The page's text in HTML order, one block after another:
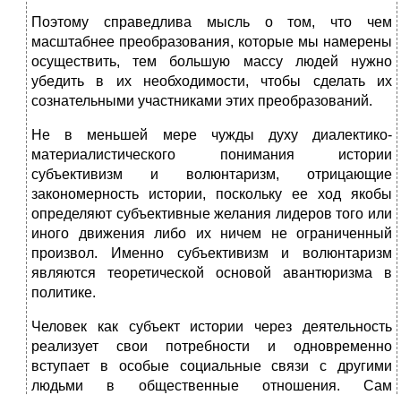
Поэтому справедлива мысль о том, что чем
масштабнее преобразования, которые мы намерены
осуществить, тем большую массу людей нужно
убедить в их необходимости, чтобы сделать их
сознательными участниками этих преобразований.
Не в меньшей мере чужды духу диалектико-
материалистического понимания истории
субъективизм и волюнтаризм, отрицающие
закономерность истории, поскольку ее ход якобы
определяют субъективные желания лидеров того или
иного движения либо их ничем не ограниченный
произвол. Именно субъективизм и волюнтаризм
являются теоретической основой авантюризма в
политике.
Человек как субъект истории через деятельность
реализует свои потребности и одновременно
вступает в особые социальные связи с другими
людьми в общественные отношения. Сам